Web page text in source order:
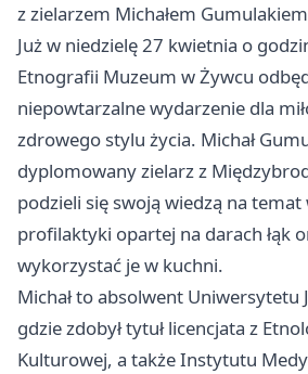
z zielarzem Michałem Gumulakiem
Już w niedzielę 27 kwietnia o
Etnografii Muzeum w Żywcu
niepowtarzalne wydarzenie dla
zdrowego stylu życia. Michał
dyplomowany zielarz z
podzieli się swoją wiedzą na temat
profilaktyki opartej na darach łąk
wykorzystać je w kuchni.
Michał to absolwent Uniwersytetu
gdzie zdobył tytuł licencjata z
Kulturowej, a także Instytutu